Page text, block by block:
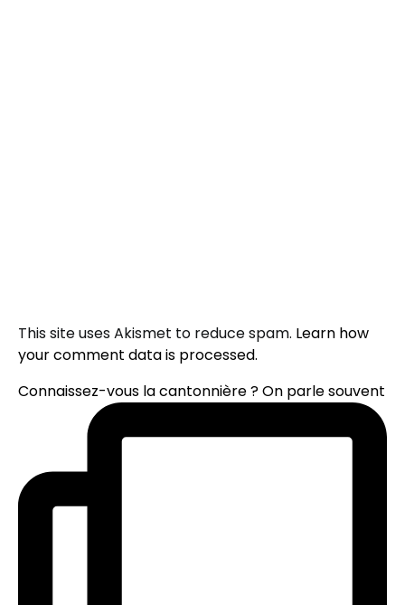
This site uses Akismet to reduce spam. Learn how
your comment data is processed.
Connaissez-vous la cantonnière ? On parle souvent